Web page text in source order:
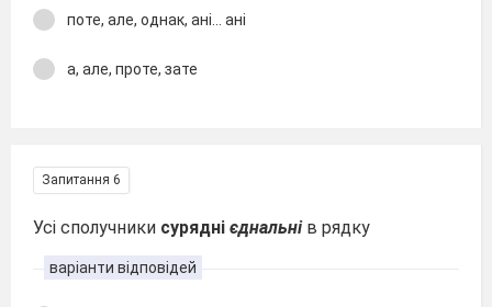
поте, але, однак, ані... ані
а, але, проте, зате
Запитання 6
Усі сполучники сурядні єднальні в рядку
варіанти відповідей